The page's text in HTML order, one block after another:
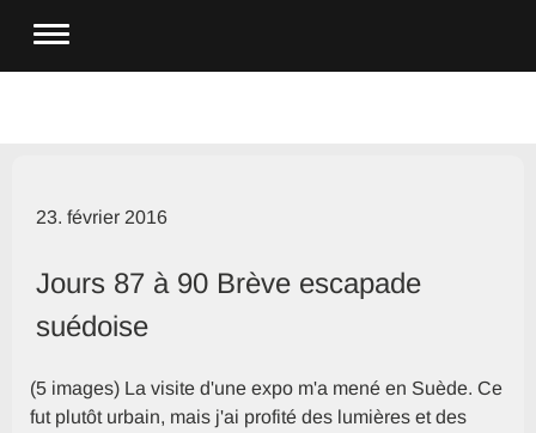
23. février 2016
Jours 87 à 90 Brève escapade
suédoise
(5 images) La visite d'une expo m'a mené en Suède. Ce
fut plutôt urbain, mais j'ai profité des lumières et des